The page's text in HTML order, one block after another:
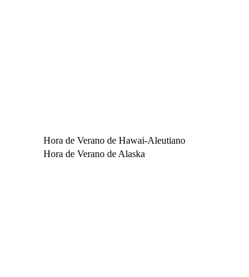
Hora de Verano de Hawai-Aleutiano
Hora de Verano de Alaska